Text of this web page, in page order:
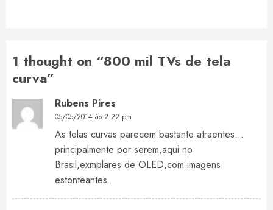
1 thought on “800 mil TVs de tela
curva”
Rubens Pires
05/05/2014 às 2:22 pm
As telas curvas parecem bastante atraentes…
principalmente por serem,aqui no
Brasil,exmplares de OLED,com imagens
estonteantes..